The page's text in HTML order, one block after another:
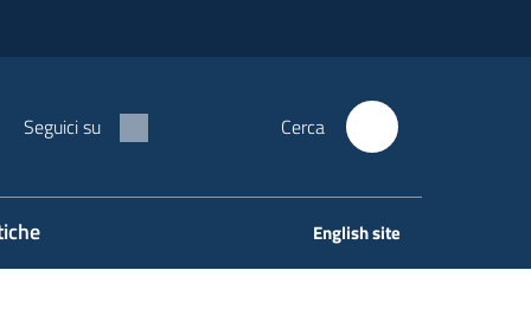
Seguici su Cerca
English site